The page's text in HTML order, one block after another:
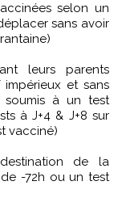
selon un
sans avoir
leurs parents
et sans
soumis à un test
à J+4 & J+8 sur
vacciné)
de la
-72h ou un test